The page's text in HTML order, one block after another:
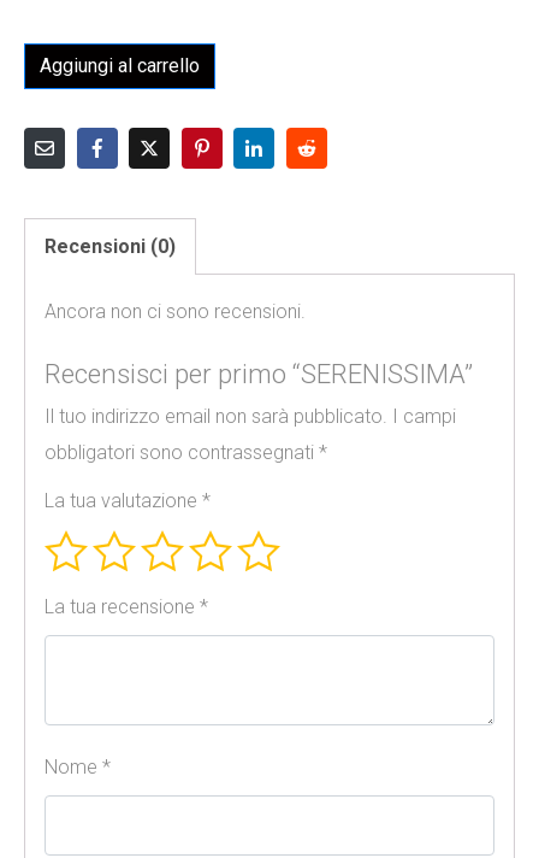
Aggiungi al carrello
Recensioni (0)
Ancora non ci sono recensioni.
Recensisci per primo “SERENISSIMA”
Il tuo indirizzo email non sarà pubblicato.
I campi
obbligatori sono contrassegnati *
La tua valutazione *
La tua recensione *
Nome *